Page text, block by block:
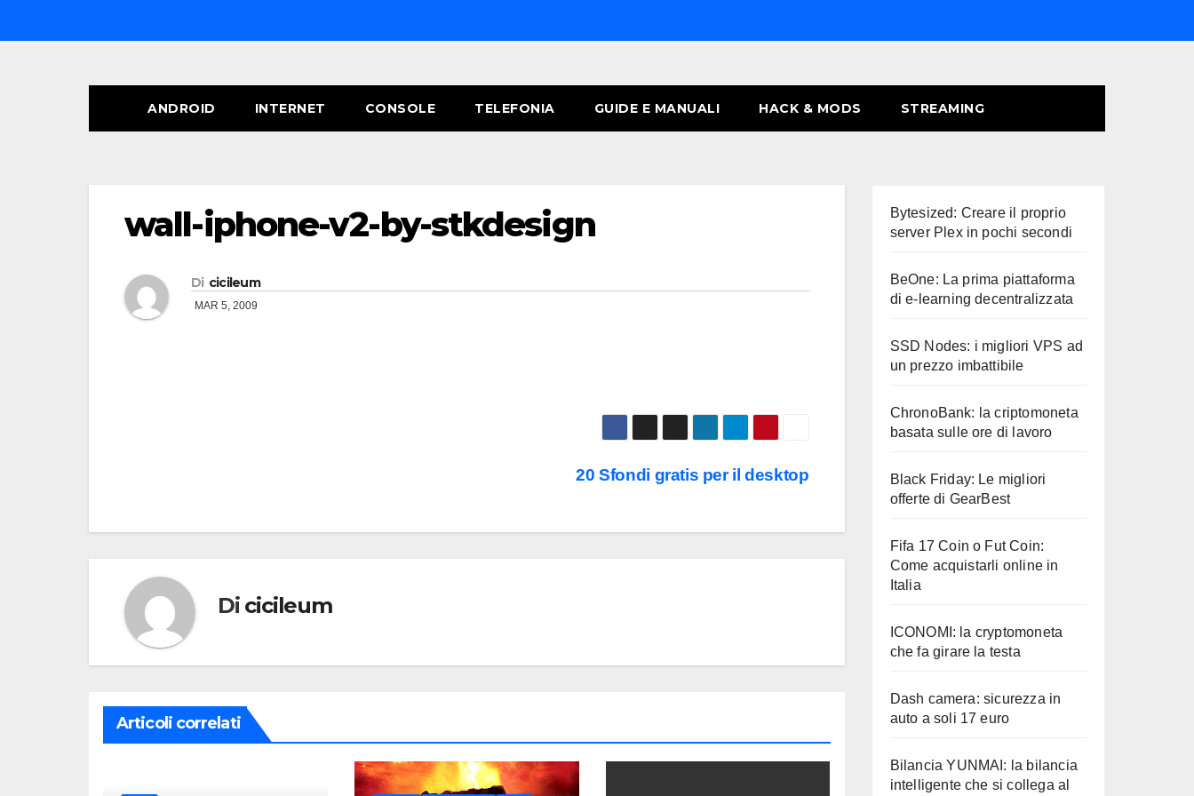
al
ANDROID INTERNET CONSOLE TELEFONIA GUIDE E MANUALI HACK & MODS STREAMING
wall-iphone-v2-by-stkdesign
Di cicileum
MAR 5, 2009
20 Sfondi gratis per il desktop
Di cicileum
Articoli correlati
Bytesized: Creare il proprio
server Plex in pochi secondi
BeOne: La prima piattaforma
di e-learning decentralizzata
SSD Nodes: i migliori VPS ad
un prezzo imbattibile
ChronoBank: la criptomoneta
basata sulle ore di lavoro
Black Friday: Le migliori
offerte di GearBest
Fifa 17 Coin o Fut Coin:
Come acquistarli online in
Italia
ICONOMI: la cryptomoneta
che fa girare la testa
Dash camera: sicurezza in
auto a soli 17 euro
Bilancia YUNMAI: la bilancia
intelligente che si collega al